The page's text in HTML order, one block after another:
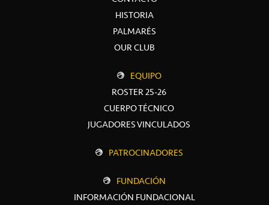
HISTORIA
PALMARÉS
OUR CLUB
EQUIPO
ROSTER 25-26
CUERPO TÉCNICO
JUGADORES VINCULADOS
PATROCINADORES
FUNDACIÓN
INFORMACIÓN FUNDACIONAL